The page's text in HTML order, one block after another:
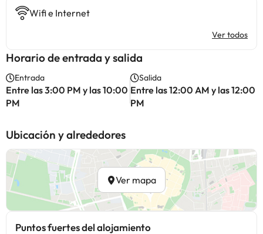
Wifi e Internet
Ver todos
Horario de entrada y salida
Entrada
Entre las 3:00 PM y las 10:00
PM
Salida
Entre las 12:00 AM y las 12:00
PM
Ubicación y alrededores
Ver mapa
Puntos fuertes del alojamiento